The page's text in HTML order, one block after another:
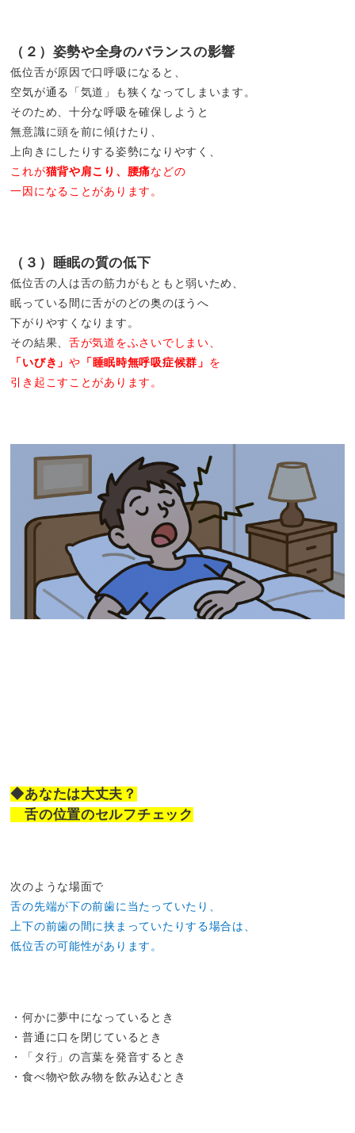
（２）姿勢や全身のバランスの影響
低位舌が原因で口呼吸になると、
空気が通る「気道」も狭くなってしまいます。
そのため、十分な呼吸を確保しようと
無意識に頭を前に傾けたり、
上向きにしたりする姿勢になりやすく、
これが猫背や肩こり、腰痛などの
一因になることがあります。
（３）睡眠の質の低下
低位舌の人は舌の筋力がもともと弱いため、
眠っている間に舌がのどの奥のほうへ
下がりやすくなります。
その結果、舌が気道をふさいでしまい、
「いびき」や 「睡眠時無呼吸症候群」 を
引き起こすことがあります。
◆あなたは大丈夫？
舌の位置のセルフチェック
次のような場面で
舌の先端が下の前歯に当たっていたり、
上下の前歯の間に挟まっていたりする場合は、
低位舌の可能性があります。
・何かに夢中になっているとき
・普通に口を閉じているとき
・「タ行」の言葉を発音するとき
・食べ物や飲み物を飲み込むとき